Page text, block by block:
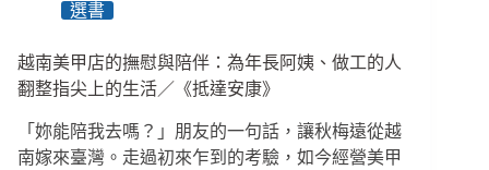
的
生
／
《老
選書
越南美甲店的撫慰與陪伴：為年長阿姨、做工的人
翻整指尖上的生活／《抵達安康》
「妳能陪我去嗎？」朋友的一句話，讓秋梅遠從越
南嫁來臺灣。走過初來乍到的考驗，如今經營美甲